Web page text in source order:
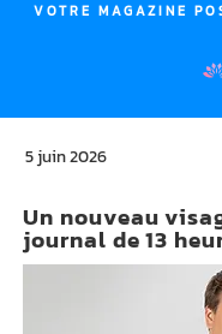
VOTRE MAGAZINE
5 juin 2026
Un nouveau
journal de 13